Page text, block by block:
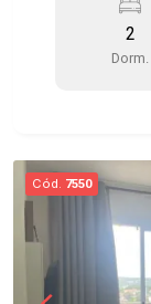
Aquarius
de São
qualidade de vida. Aqui
regiões da cidade.
#imobiliaria
2
Dorm.
Cód. 7550